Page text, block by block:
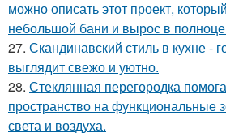
можно описать этот проект,
небольшой бани и вырос в
27. Скандинавский стиль в кухне -
выглядит свежо и уютно.
28. Стеклянная перегородка
пространство на функциональные
света и воздуха.